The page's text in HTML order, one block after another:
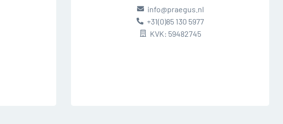
info@praegus.nl
+31(0)85 130 5977
KVK: 59482745